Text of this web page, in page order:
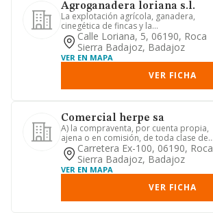
Agroganadera loriana s.l.
La explotación agrícola, ganadera,
cinegética de fincas y la
comercialización de sus productos. . l...
Calle Loriana, 5, 06190, Roca
Sierra Badajoz, Badajoz
VER EN MAPA
VER FICHA
Comercial herpe sa
A) la compraventa, por cuenta propia,
ajena o en comisión, de toda clase de
piensos, semillas, fert...
Carretera Ex-100, 06190, Roca
Sierra Badajoz, Badajoz
VER EN MAPA
VER FICHA